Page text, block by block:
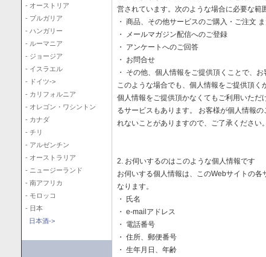
- オーストリア
- ブルガリア
- ハンガリー
- ルーマニア
- ジョージア
- イスラエル
- ドイツ->
- カリフォルニア
- オレゴン・ワシントン
- カナダ
- チリ
- アルゼンチン
- オーストラリア
- ニュージーランド
- 南アフリカ
- モロッコ
- 日本
日本酒->
営されています。次のような場合に必要な範
・ 商品、その他サービスのご購入・ご注文
・ メールマガジン配信へのご登録
・ アンケートへのご回答
・ お問合せ
・ その他、個人情報をご提供頂くことで、
このような場合でも、個人情報をご提供頂
個人情報をご提供頂かなくてもご利用いた
るサービスもあります。 お客様が個人情報
れないことがありますので、ご了承ください。
2. お伺いするのはこのような個人情報です
お伺いする個人情報は、このWebサイトの
なります。
・ 氏名
・ e-mailアドレス
・ 電話番号
・ 住所、郵便番号
・ 生年月日、年齢